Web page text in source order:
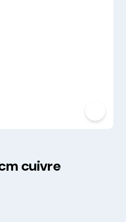
cuivre